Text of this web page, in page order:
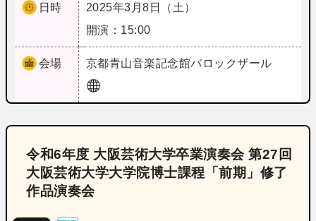
日時
2025年3月8日（土）
開演：15:00
会場 京都青山音楽記念館バロックザール
令和6年度 大阪芸術大学卒業演奏会 第27回
大阪芸術大学大学院博士課程「前期」修了
作品演奏会